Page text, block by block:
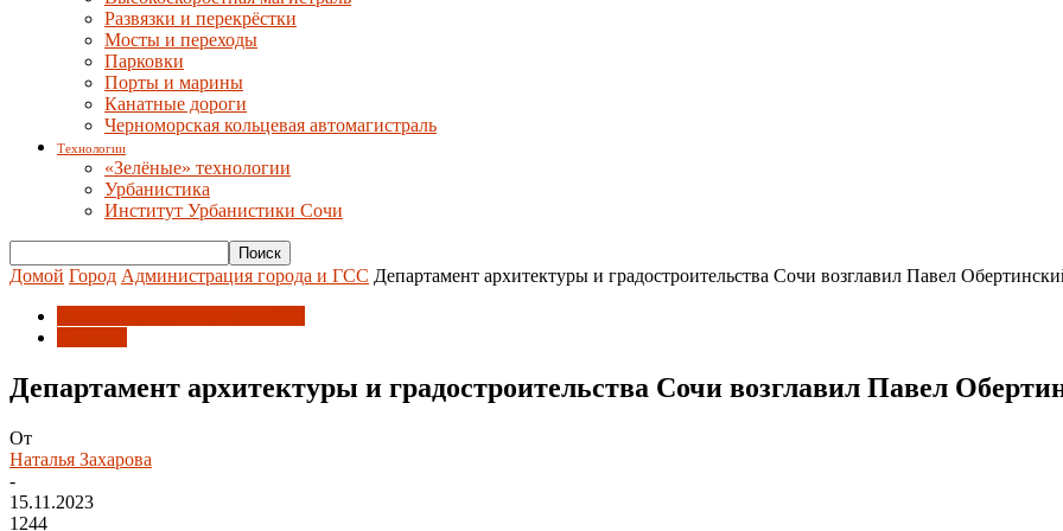
Развязки и перекрёстки
Мосты и переходы
Парковки
Порты и марины
Канатные дороги
Черноморская кольцевая автомагистраль
Технологии
«Зелёные» технологии
Урбанистика
Институт Урбанистики Сочи
Домой Город Администрация города и ГСС Департамент архитектуры и градостроительства Сочи возглавил Павел
Департамент архитектуры и градостроительства Сочи возглавил Павел
От
Наталья Захарова
-
15.11.2023
1244